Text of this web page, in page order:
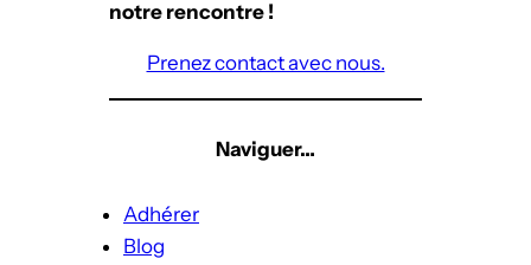
notre rencontre !
Prenez contact avec nous.
Naviguer…
Adhérer
Blog